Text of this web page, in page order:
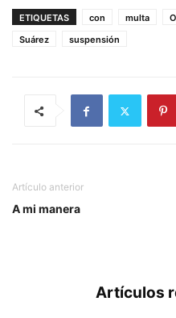
ETIQUETAS con multa
Suárez
suspensión
Artículo anterior
A mi manera
Artículos